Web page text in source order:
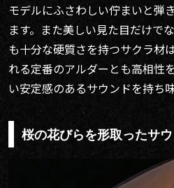
モデルにふさわしい佇まいと弾
ます。また美しい見た目だけで
も十分な硬質さを持つサクラ材
れる定番のアルダーとも高相性
い安定感のあるサウンドを持ち
桜の花びらを形取ったサ